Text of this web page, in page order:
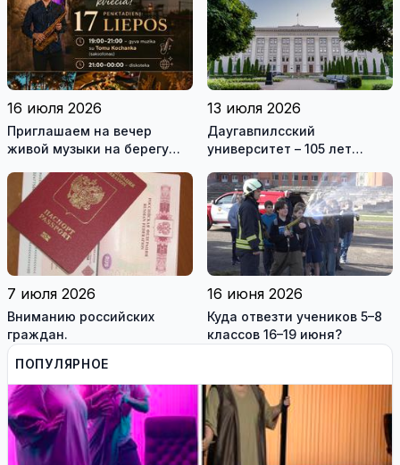
16 июля 2026
Приглашаем на вечер
живой музыки на берегу
13 июля 2026
Даугавпилсский
университет – 105 лет
возможности для
студентов
7 июля 2026
Вниманию российских
граждан.
16 июня 2026
Куда отвезти учеников 5–8
классов 16–19 июня?
ПОПУЛЯРНОЕ